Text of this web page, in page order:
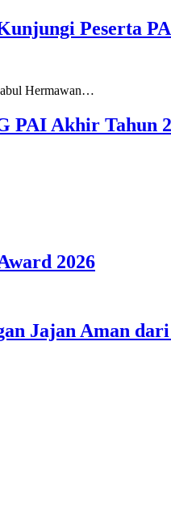
Peserta
Hermawan…
PAI Akhir Tahun
2026
Jajan Aman